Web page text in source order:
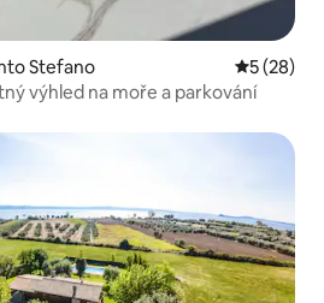
Stefano Průměrné
5 (28)
výhled na moře a parkování